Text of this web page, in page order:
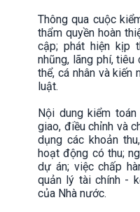
Thông qua cuộc
thẩm quyền hoàn
cập; phát hiện kịp
nhũng, lãng phí,
thể, cá nhân và
luật.
Nội dung kiểm
giao, điều chỉnh và
dụng các khoản
hoạt động có thu;
dự án; việc chấp
quản lý tài chính -
của Nhà nước.